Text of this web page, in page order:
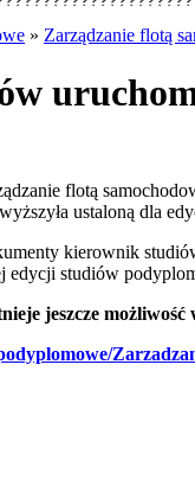
» Zarządzanie flotą
flotą
ustaloną dla
kierownik
edycji studiów
jeszcze